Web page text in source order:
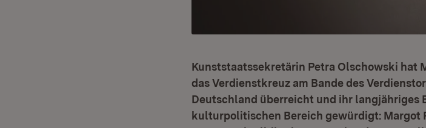
Kunststaatssekretärin Petra Olschowski hat
das Verdienstkreuz am Bande des
Deutschland überreicht und ihr langjähriges
kulturpolitischen Bereich gewürdigt: Margot